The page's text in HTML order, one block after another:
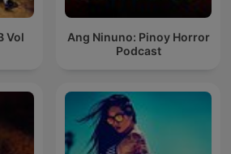
Vol
Ang Ninuno: Pinoy Horror
Podcast